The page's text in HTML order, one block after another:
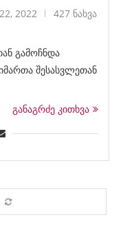
2022 427 ნახვა
გამოჩნდა
შესასვლეთან
განაგრძე კითხვა